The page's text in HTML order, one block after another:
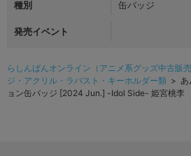
種別 缶バッジ
発売イベント
らしんばんオンライン（アニメ系グッズ中古販
ジ・アクリル・ラバスト・キーホルダー類 > あ
ョン缶バッジ [2024 Jun.] -Idol Side- 姫宮桃李